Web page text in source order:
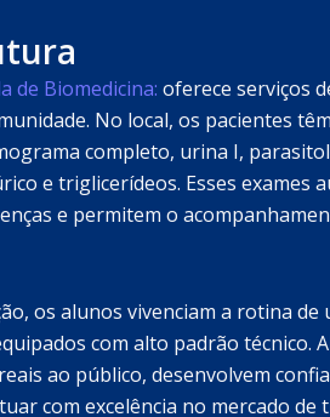
de Biomedicina: oferece serviços
No local, os pacientes
completo, urina I,
e triglicerídeos. Esses exames
e permitem o
os alunos vivenciam a rotina de
com alto padrão técnico.
ao público, desenvolvem
com excelência no mercado de